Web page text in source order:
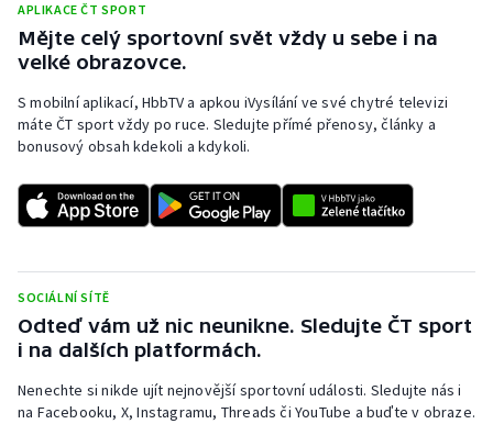
Rychlostní kanoistika
Short track
Sportovní střelba
Stolní tenis
Veslování
Vodní slalom
Volejbal
APLIKACE ČT SPORT
Mějte celý sportovní svět vždy u sebe i na
velké obrazovce.
S mobilní aplikací, HbbTV a apkou iVysílání ve své chytré televizi
máte ČT sport vždy po ruce. Sledujte přímé přenosy, články a
bonusový obsah kdekoli a kdykoli.
SOCIÁLNÍ SÍTĚ
Odteď vám už nic neunikne. Sledujte ČT sport
i na dalších platformách.
Nenechte si nikde ujít nejnovější sportovní události. Sledujte nás i
na Facebooku, X, Instagramu, Threads či YouTube a buďte v obraze.